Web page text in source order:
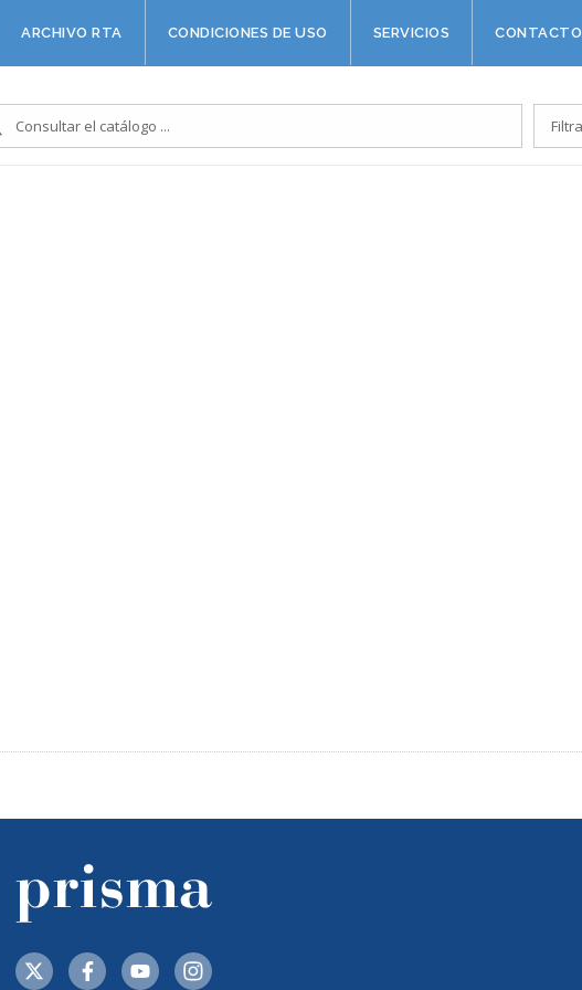
ARCHIVO RTA CONDICIONES DE USO SERVICIOS CONTACTO